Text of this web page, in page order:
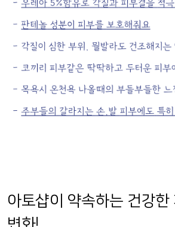
아토샵이 약속하는 건강한